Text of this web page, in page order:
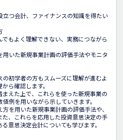
立つ会計、ファイナンスの知識を得たい
もよく理解できない、実務につながら
用いた新規事業計画の評価手法やモニタ
初学者の方もスムーズに理解が進むよ
ら確認します。
えた上で、これらを使った新規事業の
例を用いながら示していきます。
を用いた新規事業計画の評価手法や、
、これらを応用した投資意思決定の手
意思決定会計についても学びます。